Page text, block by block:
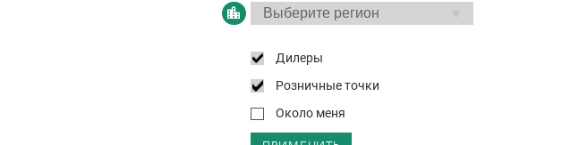
Дилеры
Розничные точки
Около меня